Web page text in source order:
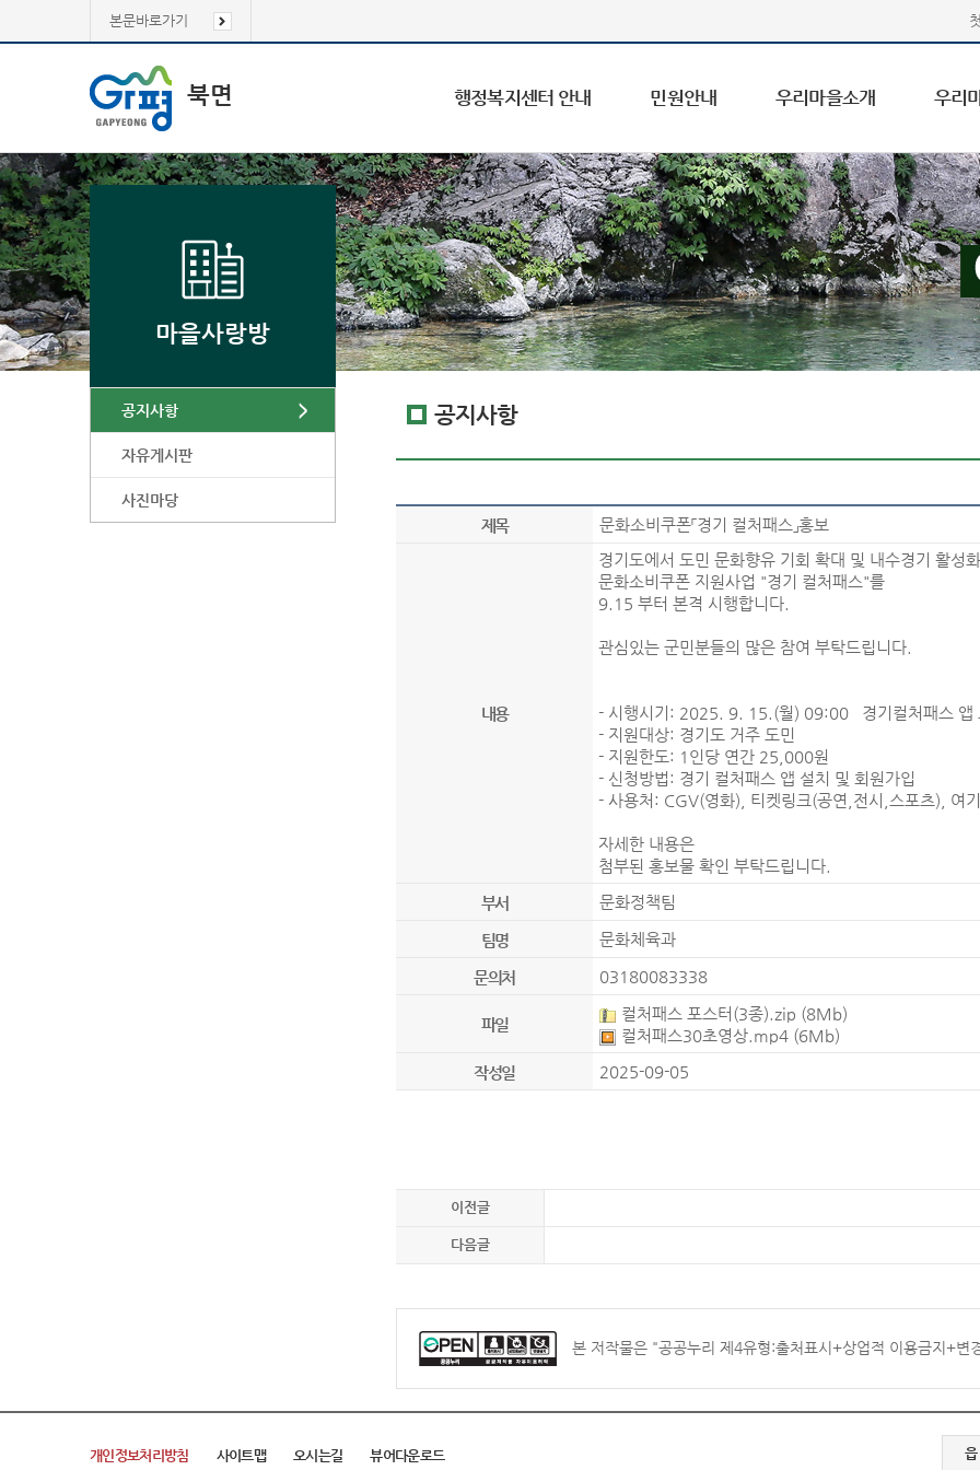
본문바로가기
북면 행정복지센터 안내 민원안내 우리마을소개 우리
마을사랑방
공지사항
자유게시판
사진마당
공지사항
제목 문화소비쿠폰「경기 컬처패스」홍보
내용
경기도에서 도민 문화향유 기회 확대 및 내수경기 활성
문화소비쿠폰 지원사업 "경기 컬처패스"를
9.15 부터 본격 시행합니다.
관심있는 군민분들의 많은 참여 부탁드립니다.
- 시행시기: 2025. 9. 15.(월) 09:00 경기컬처패스 앱
- 지원대상: 경기도 거주 도민
- 지원한도: 1인당 연간 25,000원
- 신청방법: 경기 컬처패스 앱 설치 및 회원가입
- 사용처: CGV(영화), 티켓링크(공연,전시,스포츠), 여
자세한 내용은
첨부된 홍보물 확인 부탁드립니다.
부서
문화정책팀
팀명 문화체육과
문의처 03180083338
파일
컬처패스 포스터(3종).zip (8Mb)
컬처패스30초영상.mp4 (6Mb)
작성일
2025-09-05
이전글
다음글
본 저작물은 "공공누리 제4유형:출처표시+상업적 이용금지+변
개인정보처리방침 사이트맵 오시는길 뷰어다운로드